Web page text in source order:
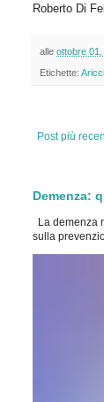
Roberto Di
alle ottobre 01,
Etichette:
Post più
Demenza:
La demenza
sulla